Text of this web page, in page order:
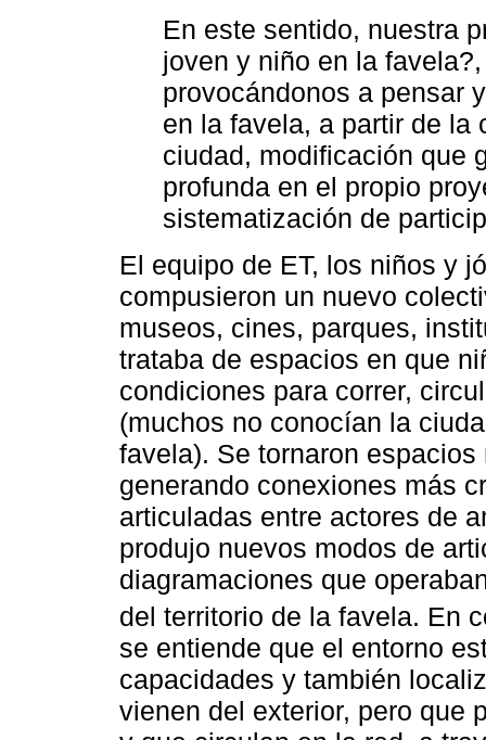
En este sentido, nuestra
joven y niño en la
provocándonos a pensar
en la favela, a partir de la
ciudad, modificación que
profunda en el propio
sistematización de
El equipo de ET, los niños y
compusieron un nuevo
museos, cines, parques,
trataba de espacios en que
condiciones para correr,
(muchos no conocían la
favela). Se tornaron
generando conexiones más
articuladas entre actores de
produjo nuevos modos de
diagramaciones que
del territorio de la favela. En
se entiende que el entorno
capacidades y también
vienen del exterior, pero que